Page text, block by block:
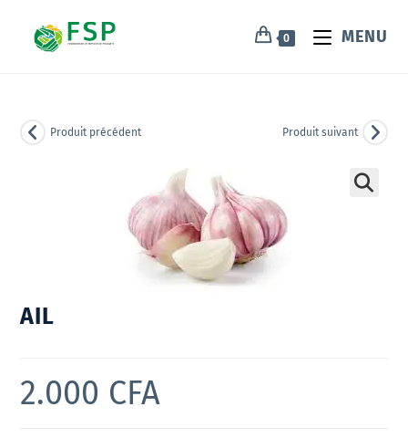
0 MENU
Produit précédent Produit suivant
AIL
2.000 CFA